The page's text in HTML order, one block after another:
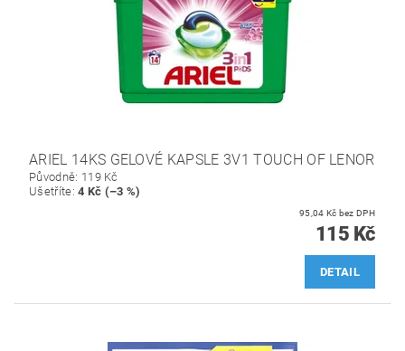
ARIEL 14KS GELOVÉ KAPSLE 3V1 TOUCH OF LENOR
Původně: 119 Kč
Ušetříte:4 Kč (–3 %)
95,04 Kč bez DPH
115 Kč
DETAIL